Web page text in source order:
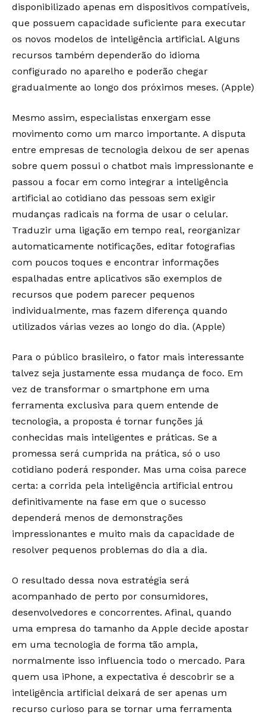
disponibilizado apenas em dispositivos compatíveis,
que possuem capacidade suficiente para executar
os novos modelos de inteligência artificial. Alguns
recursos também dependerão do idioma
configurado no aparelho e poderão chegar
gradualmente ao longo dos próximos meses. (Apple)
Mesmo assim, especialistas enxergam esse
movimento como um marco importante. A disputa
entre empresas de tecnologia deixou de ser apenas
sobre quem possui o chatbot mais impressionante e
passou a focar em como integrar a inteligência
artificial ao cotidiano das pessoas sem exigir
mudanças radicais na forma de usar o celular.
Traduzir uma ligação em tempo real, reorganizar
automaticamente notificações, editar fotografias
com poucos toques e encontrar informações
espalhadas entre aplicativos são exemplos de
recursos que podem parecer pequenos
individualmente, mas fazem diferença quando
utilizados várias vezes ao longo do dia. (Apple)
Para o público brasileiro, o fator mais interessante
talvez seja justamente essa mudança de foco. Em
vez de transformar o smartphone em uma
ferramenta exclusiva para quem entende de
tecnologia, a proposta é tornar funções já
conhecidas mais inteligentes e práticas. Se a
promessa será cumprida na prática, só o uso
cotidiano poderá responder. Mas uma coisa parece
certa: a corrida pela inteligência artificial entrou
definitivamente na fase em que o sucesso
dependerá menos de demonstrações
impressionantes e muito mais da capacidade de
resolver pequenos problemas do dia a dia.
O resultado dessa nova estratégia será
acompanhado de perto por consumidores,
desenvolvedores e concorrentes. Afinal, quando
uma empresa do tamanho da Apple decide apostar
em uma tecnologia de forma tão ampla,
normalmente isso influencia todo o mercado. Para
quem usa iPhone, a expectativa é descobrir se a
inteligência artificial deixará de ser apenas um
recurso curioso para se tornar uma ferramenta